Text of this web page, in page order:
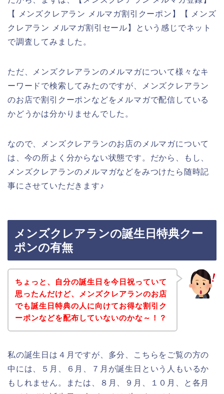
【 メンズクレアラン メルマガ割引クーポン】【 メンズ
クレアラン メルマガ割引セール】という感じでネット
で調査してみました。
ただ、メンズクレアランのメルマガについて様々なキ
ーワードで検索してみたのですが、メンズクレアラン
のお店で割引クーポンなどをメルマガで配信している
かどうかは分かりませんでした。
なので、メンズクレアランのお店のメルマガについて
は、今の所よく分からない状態です。だから、もし、
メンズクレアランのメルマガなどをみつけたら随時記
事にさせていただきます♪
メンズクレアランの誕生日特典クー
ポンの有無
ちょっと、自分の誕生日を今日祝っていて
思ったんだけど、メンズクレアランのお店
でも誕生日特典の人に向けてお得な割引ク
ーポンなどを配布していないのかな～！？
私の誕生日は４月ですが、多分、こちらをご覧の方の
中には、５月、６月、７月が誕生日という人もいるか
もしれません。または、８月、９月、１０月、と各月